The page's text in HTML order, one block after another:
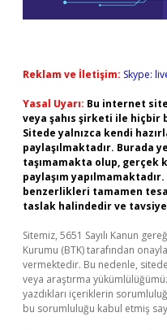
Reklam ve İletişim: Skype:
Yasal Uyarı: Bu internet
veya şahıs şirketi ile hiçbir
Sitede yalnızca kendi
paylaşılmaktadır. Burada
taşımamakta olup, gerçek
paylaşım
benzerlikleri tamamen
taslak halindedir ve
Sitemiz, 5651 Sayılı Kanun
Kurumu (BTK) tarafından
vermektedir. Bu nedenle,
veya araştırma
yazdıkları içeriklerin
bu sorumluluğu kabul etmiş